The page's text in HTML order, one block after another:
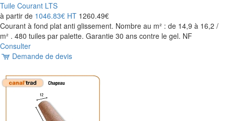
Tuile Courant LTS
à partir de 1046.83€ HT 1260.49€
Courant à fond plat anti glissement. Nombre au m² : de 14,9 à 16,2 /
m² . 480 tuiles par palette. Garantie 30 ans contre le gel. NF
Consulter
Demande de devis